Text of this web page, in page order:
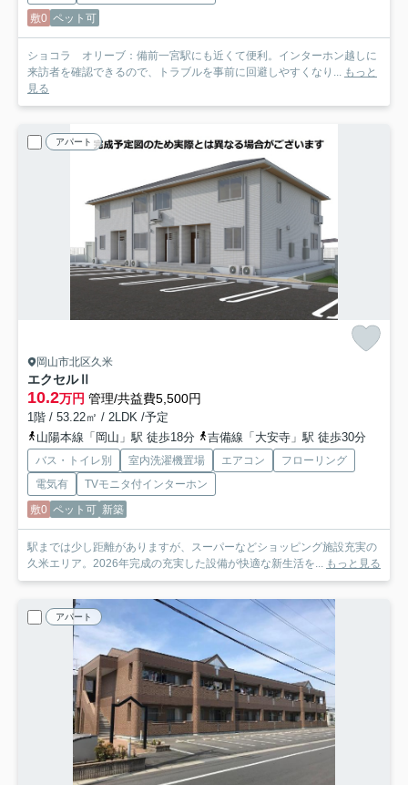
敷0 ペット可
ショコラ オリーブ：備前一宮駅にも近くて便利。インターホン越しに
来訪者を確認できるので、トラブルを事前に回避しやすくなり...
もっと
見る
アパート
岡山市北区久米
エクセルⅡ
10.2万円 管理/共益費5,500円
1階 / 53.22㎡ / 2LDK /予定
山陽本線「岡山」駅 徒歩18分
吉備線「大安寺」駅 徒歩30分
バス・トイレ別 室内洗濯機置場 エアコン
フローリング
電気有
TVモニタ付インターホン
敷0 ペット可 新築
駅までは少し距離がありますが、スーパーなどショッピング施設充実の
久米エリア。2026年完成の充実した設備が快適な新生活を...
もっと見る
アパート